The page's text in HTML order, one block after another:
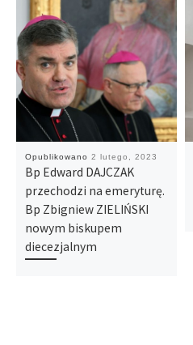
Opublikowano2 lutego, 2023
Bp Edward DAJCZAK
przechodzi na emeryturę.
Bp Zbigniew ZIELIŃSKI
nowym biskupem
diecezjalnym